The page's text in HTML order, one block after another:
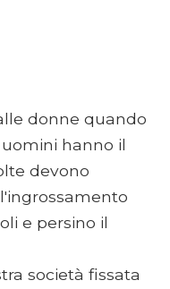
donne quando
hanno il
devono
e persino il
società fissata